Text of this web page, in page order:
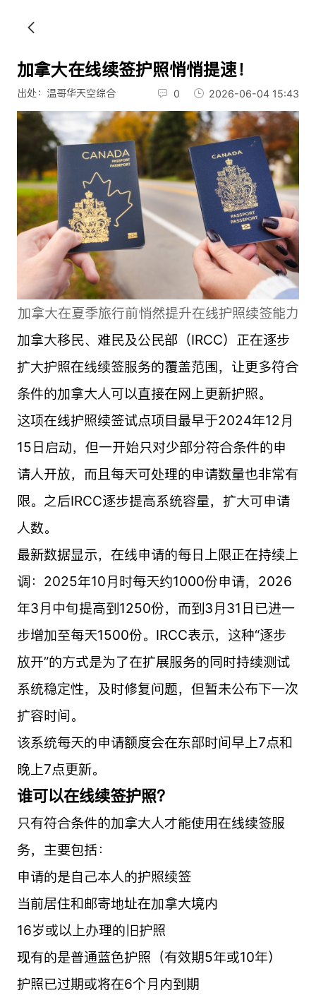
加拿大在线续签护照悄悄提速！
出处：温哥华天空综合 0 2026-06-04 15:43
加拿大在夏季旅行前悄然提升在线护照续签能力
加拿大移民、难民及公民部（IRCC）正在逐步
扩大护照在线续签服务的覆盖范围，让更多符合
条件的加拿大人可以直接在网上更新护照。
这项在线护照续签试点项目最早于2024年12月
15日启动，但一开始只对少部分符合条件的申
请人开放，而且每天可处理的申请数量也非常有
限。之后IRCC逐步提高系统容量，扩大可申请
人数。
最新数据显示，在线申请的每日上限正在持续上
调：2025年10月时每天约1000份申请，2026
年3月中旬提高到1250份，而到3月31日已进一
步增加至每天1500份。IRCC表示，这种“逐步
放开”的方式是为了在扩展服务的同时持续测试
系统稳定性，及时修复问题，但暂未公布下一次
扩容时间。
该系统每天的申请额度会在东部时间早上7点和
晚上7点更新。
谁可以在线续签护照？
只有符合条件的加拿大人才能使用在线续签服
务，主要包括：
申请的是自己本人的护照续签
当前居住和邮寄地址在加拿大境内
16岁或以上办理的旧护照
现有的是普通蓝色护照（有效期5年或10年）
护照已过期或将在6个月内到期